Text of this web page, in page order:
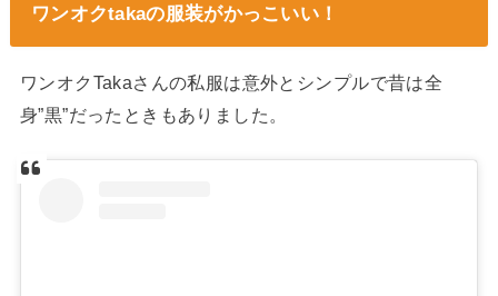
ワンオクtakaの服装がかっこいい！
ワンオクTakaさんの私服は意外とシンプルで昔は全
身”黒”だったときもありました。